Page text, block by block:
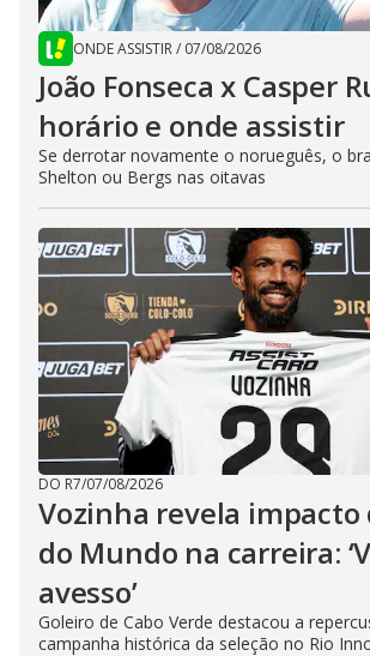
ONDE ASSISTIR/ 07/08/2026
João Fonseca x Casper
horário e onde assistir
Se derrotar novamente o norueguês, o
Shelton ou Bergs nas oitavas
DO R7/07/08/2026
Vozinha revela impacto
do Mundo na carreira:
avesso’
Goleiro de Cabo Verde destacou a
campanha histórica da seleção no Rio